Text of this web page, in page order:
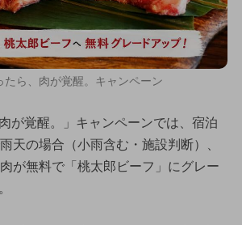
たら、肉が覚醒。キャンペーン
が覚醒。」キャンペーンでは、宿泊
天の場合（小雨含む・施設判断）、
が無料で「桃太郎ビーフ」にグレー